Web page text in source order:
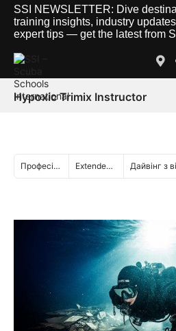
SSI NEWSLETTER: Dive
training insights, industry
expert tips — get the latest from
Hypoxic Trimix Instructor
Професіонал Extended Range